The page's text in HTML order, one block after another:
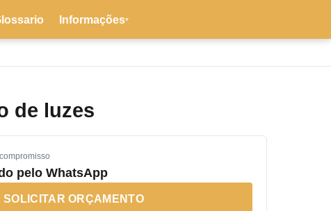
Informações▾
de luzes
pelo WhatsApp
SOLICITAR ORÇAMENTO